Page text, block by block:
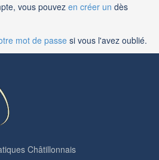
vous pouvez en créer un dès
mot de passe si vous l'avez oublié.
Châtillonnais